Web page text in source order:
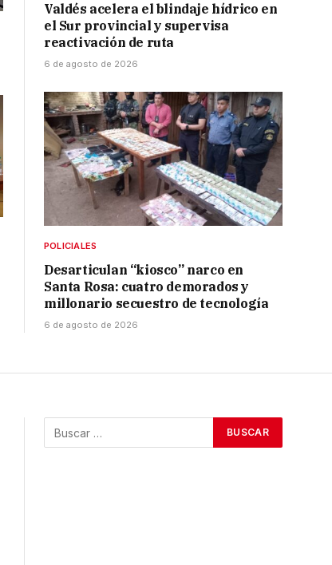
Valdés acelera el blindaje hídrico en
el Sur provincial y supervisa
reactivación de ruta
6 de agosto de 2026
POLICIALES
Desarticulan “kiosco” narco en
Santa Rosa: cuatro demorados y
millonario secuestro de tecnología
6 de agosto de 2026